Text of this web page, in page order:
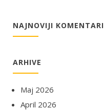
NAJNOVIJI KOMENTARI
ARHIVE
Maj 2026
April 2026